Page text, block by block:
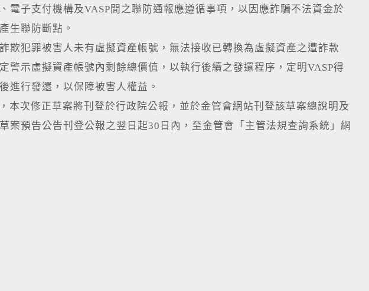
電子支付機構及VASP間之聯防通報應遵循事項，以因應詐騙不法資金於
生聯防斷點。
欺犯罪被害人未有虛擬資產帳號，無法接收已轉換為虛擬資產之遭詐款
警示虛擬資產帳號內剩餘總價值，以執行後續之發還程序，定明VASP得
進行發還，以保障被害人權益。
次修正草案將刊登於行政院公報，並於金管會網站刊登該草案總說明及
案預告公告刊登公報之翌日起30日內，至金管會「主管法規查詢系統」網